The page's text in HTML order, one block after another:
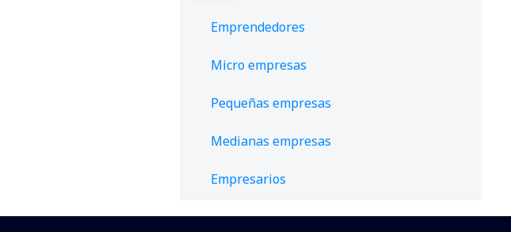
Emprendedores
Micro empresas
Pequeñas empresas
Medianas empresas
Empresarios